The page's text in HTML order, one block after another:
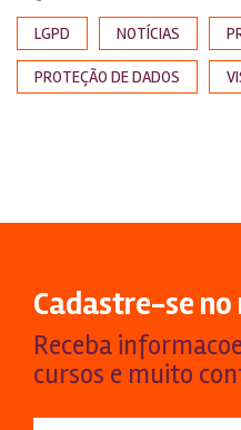
LGPD NOTÍCIAS
PROTEÇÃO DE DADOS
Cadastre-se no
Receba
cursos e muito